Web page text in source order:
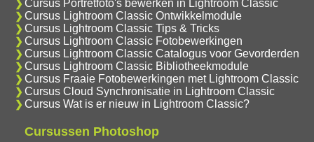
Cursus Portretfoto's bewerken in Lightroom Classic
Cursus Lightroom Classic Ontwikkelmodule
Cursus Lightroom Classic Tips & Tricks
Cursus Lightroom Classic Fotobewerkingen
Cursus Lightroom Classic Catalogus voor Gevorderden
Cursus Lightroom Classic Bibliotheekmodule
Cursus Fraaie Fotobewerkingen met Lightroom Classic
Cursus Cloud Synchronisatie in Lightroom Classic
Cursus Wat is er nieuw in Lightroom Classic?
Cursussen Photoshop